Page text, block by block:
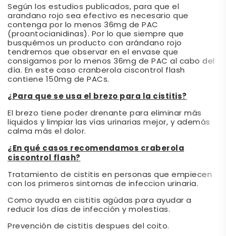
Según los estudios publicados, para que el
arandano rojo sea efectivo es necesario que
contenga por lo menos 36mg de PAC
(proantocianidinas). Por lo que siempre que
busquémos un producto con arándano rojo
tendremos que observar en el envase que
consigamos por lo menos 36mg de PAC al cabo del
día. En este caso cranberola ciscontrol flash
contiene 150mg de PACs.
¿Para que se usa el brezo para la cistitis?
El brezo tiene poder drenante para eliminar más
liquidos y limpiar las vías urinarias mejor, y además
calma más el dolor.
¿En qué casos recomendamos craberola
ciscontrol flash?
Tratamiento de cistitis en personas que empiecen
con los primeros sintomas de infeccion urinaria.
Como ayuda en cistitis agúdas para ayudar a
reducir los días de infección y molestias.
Prevención de cistitis despues del coito.